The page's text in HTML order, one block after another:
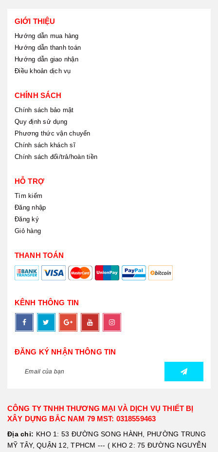
GIỚI THIỆU
Hướng dẫn mua hàng
Hướng dẫn thanh toán
Hướng dẫn giao nhận
Điều khoản dịch vụ
CHÍNH SÁCH
Chính sách bảo mật
Quy định sử dụng
Phương thức vận chuyển
Chính sách khách sĩ
Chính sách đổi/trả/hoàn tiền
HỖ TRỢ
Tìm kiếm
Đăng nhập
Đăng ký
Giỏ hàng
THANH TOÁN
KÊNH THÔNG TIN
ĐĂNG KÝ NHẬN THÔNG TIN
CÔNG TY TNHH THƯƠNG MẠI VÀ DỊCH VỤ THIẾT BỊ
XÂY DỰNG BẮC NAM 79 MST: 0318559463
Địa chỉ: KHO 1: 53 ĐƯỜNG SONG HÀNH, PHƯỜNG TRUNG
MỸ TÂY, QUẬN 12, TPHCM --- ( KHO 2: 75 ĐƯỜNG NGUYỄN